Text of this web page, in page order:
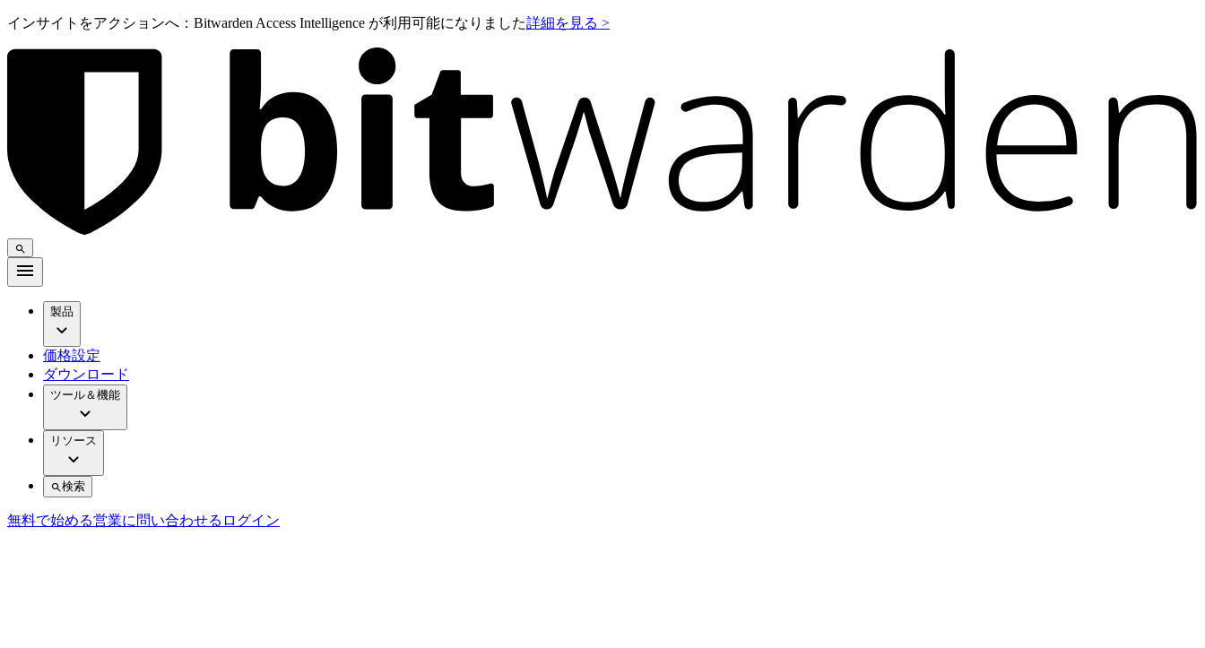
インサイトをアクションへ：Bitwarden Access Intelligence が利用可能になりました詳細を見る >
製品
価格設定
ダウンロード
ツール＆機能
リソース
検索
無料で始める営業に問い合わせる ログイン